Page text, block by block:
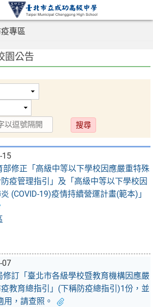
疫專區
園公告
送
出
15
部修正「高級中等以下學校因應嚴重特殊
疫管理指引」及「高級中等以下學校因
(COVID-19)疫情持續營運計畫(範本)」
07
修訂「臺北市各級學校暨教育機構因應嚴
教育總指引」(下稱防疫總指引)1份，並
，請查照。